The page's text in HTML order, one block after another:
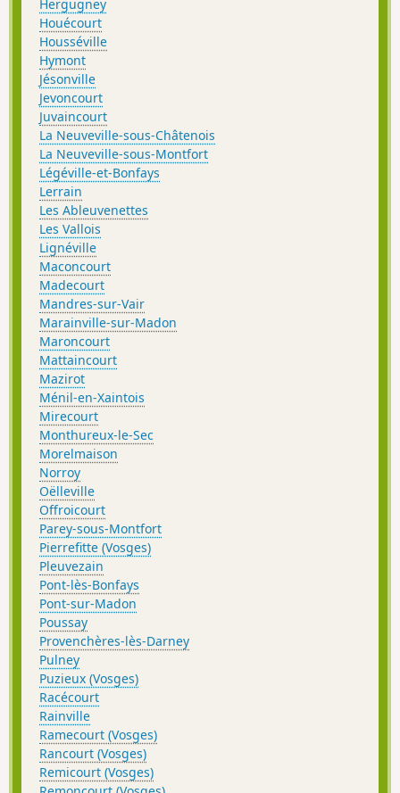
Hergugney
Houécourt
Housséville
Hymont
Jésonville
Jevoncourt
Juvaincourt
La Neuveville-sous-Châtenois
La Neuveville-sous-Montfort
Légéville-et-Bonfays
Lerrain
Les Ableuvenettes
Les Vallois
Lignéville
Maconcourt
Madecourt
Mandres-sur-Vair
Marainville-sur-Madon
Maroncourt
Mattaincourt
Mazirot
Ménil-en-Xaintois
Mirecourt
Monthureux-le-Sec
Morelmaison
Norroy
Oëlleville
Offroicourt
Parey-sous-Montfort
Pierrefitte (Vosges)
Pleuvezain
Pont-lès-Bonfays
Pont-sur-Madon
Poussay
Provenchères-lès-Darney
Pulney
Puzieux (Vosges)
Racécourt
Rainville
Ramecourt (Vosges)
Rancourt (Vosges)
Remicourt (Vosges)